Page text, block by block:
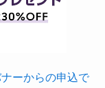
ーからの申込で